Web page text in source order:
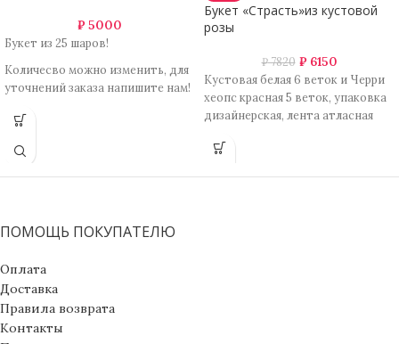
₽ 5000
Букет из 25 шаров!
Количесво можно изменить, для
уточнений заказа напишите нам!
Букет «Страсть»из кустовой
розы
₽7820 ₽6150
Кустовая белая 6 веток и Черри
хеопс красная 5 веток, упаковка
дизайнерская, лента атласная
ПОМОЩЬ ПОКУПАТЕЛЮ
Оплата
Доставка
Правила возврата
Контакты